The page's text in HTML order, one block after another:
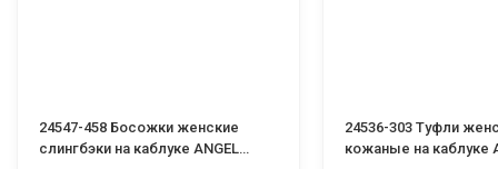
24547-458 Босожки женские
слингбэки на каблуке ANGEL
24536-303 Туфли
кожаные на каблуке